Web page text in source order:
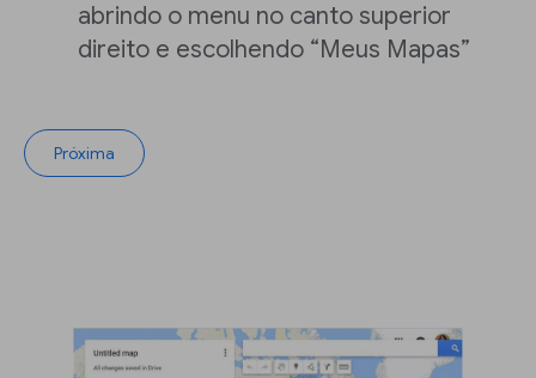
abrindo o menu no canto superior
direito e escolhendo “Meus Mapas”
Próxima